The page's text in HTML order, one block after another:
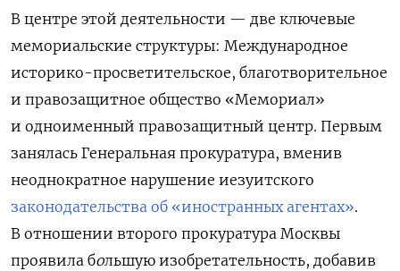
В центре этой деятельности — две ключевые
мемориальские структуры: Международное
историко-просветительское, благотворительное
и правозащитное общество «Мемориал»
и одноименный правозащитный центр. Первым
занялась Генеральная прокуратура, вменив
неоднократное нарушение иезуитского
законодательства об «иностранных агентах».
В отношении второго прокуратура Москвы
проявила большую изобретательность, добавив